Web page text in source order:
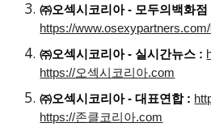
㈜오섹시코리아 - 모두의백화점
https://
㈜오섹시코리아 - 실시간뉴스 :
https://오섹시코리아.com
㈜오섹시코리아 - 대표연합 :
https://존클코리아.com